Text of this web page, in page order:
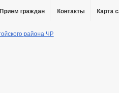
Прием граждан Контакты Карта